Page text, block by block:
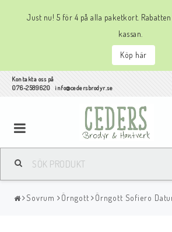
Just nu! 5 för 4 på alla paketkort.
kassan.
Köp här
Kontakta oss på
076-2589620 info@cedersbrodyr.se
Sovrum Örngott Örngott Sofiero